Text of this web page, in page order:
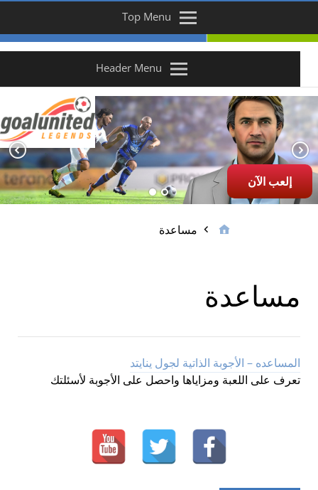
Top Menu
Header Menu
إلعب الآن
مساعدة
مساعدة
المساعده – الأجوبة الذاتية لجول ينايتد
تعرف على اللعبة ومزاياها واحصل على الأجوبة لأسئلتك